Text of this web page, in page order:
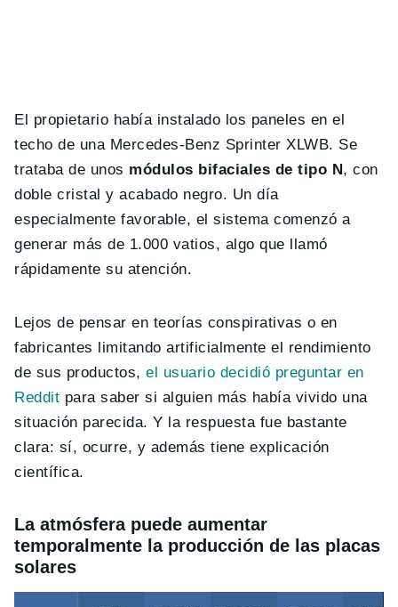
El propietario había instalado los paneles en el
techo de una Mercedes-Benz Sprinter XLWB. Se
trataba de unos módulos bifaciales de tipo N , con
doble cristal y acabado negro. Un día
especialmente favorable, el sistema comenzó a
generar más de 1.000 vatios, algo que llamó
rápidamente su atención.
Lejos de pensar en teorías conspirativas o en
fabricantes limitando artificialmente el rendimiento
de sus productos,el usuario decidió preguntar en
Reddit para saber si alguien más había vivido una
situación parecida. Y la respuesta fue bastante
clara: sí, ocurre, y además tiene explicación
científica.
La atmósfera puede aumentar
temporalmente la producción de las placas
solares